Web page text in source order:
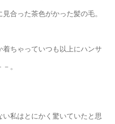
合った茶色がかった髪の毛。
ちゃっていつも以上にハンサ
。
私はとにかく驚いていたと思